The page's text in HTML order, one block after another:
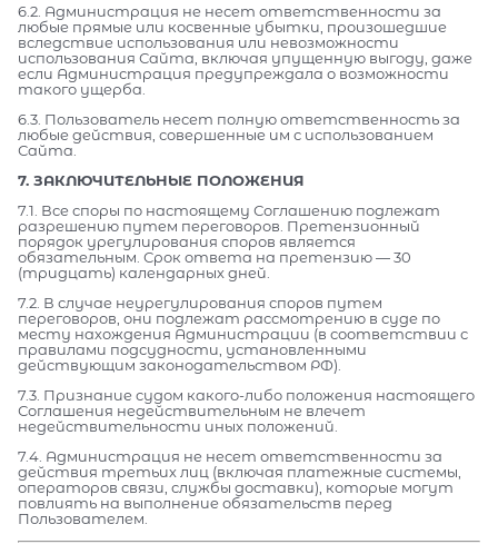
6.2. Администрация не несет ответственности за
любые прямые или косвенные убытки, произошедшие
вследствие использования или невозможности
использования Сайта, включая упущенную выгоду, даже
если Администрация предупреждала о возможности
такого ущерба.
6.3. Пользователь несет полную ответственность за
любые действия, совершенные им с использованием
Сайта.
7. ЗАКЛЮЧИТЕЛЬНЫЕ ПОЛОЖЕНИЯ
7.1. Все споры по настоящему Соглашению подлежат
разрешению путем переговоров. Претензионный
порядок урегулирования споров является
обязательным. Срок ответа на претензию — 30
(тридцать) календарных дней.
7.2. В случае неурегулирования споров путем
переговоров, они подлежат рассмотрению в суде по
месту нахождения Администрации (в соответствии с
правилами подсудности, установленными
действующим законодательством РФ).
7.3. Признание судом какого-либо положения настоящего
Соглашения недействительным не влечет
недействительности иных положений.
7.4. Администрация не несет ответственности за
действия третьих лиц (включая платежные системы,
операторов связи, службы доставки), которые могут
повлиять на выполнение обязательств перед
Пользователем.